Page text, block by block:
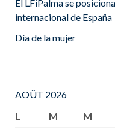
El LFiPalma se
internacional de España
Día de la mujer
AOÛT 2026
L
M M